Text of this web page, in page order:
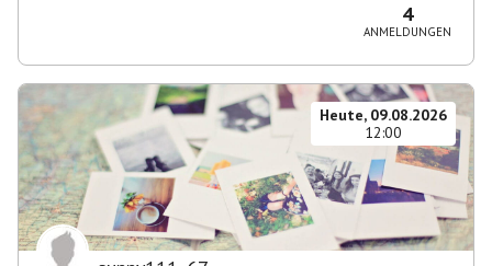
4
ANMELDUNGEN
Heute, 09.08.2026
12:00